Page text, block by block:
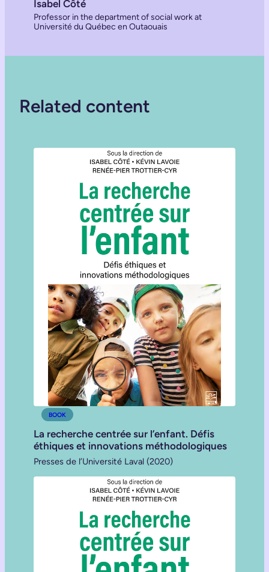
Isabel Côté
Professor in the department of social work at
Université du Québec en Outaouais
Related content
BOOK
La recherche centrée sur l’enfant. Défis
éthiques et innovations méthodologiques
Presses de l’Université Laval (2020)